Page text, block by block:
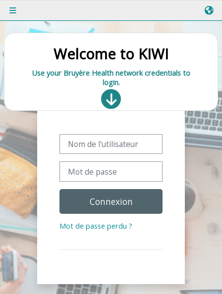
Panneau latéral
Welcome to KIWI
Use your Bruyère Health network credentials to
login.
Connexion
Mot de passe perdu ?